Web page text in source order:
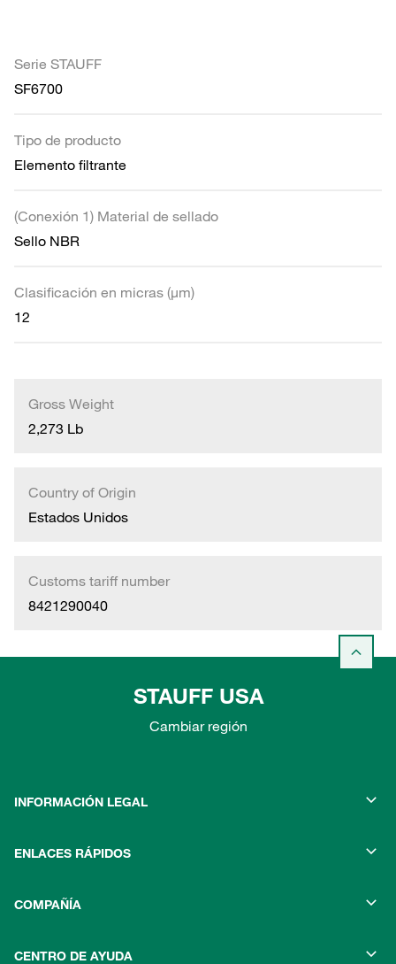
Serie STAUFF
SF6700
Tipo de producto
Elemento filtrante
(Conexión 1) Material de sellado
Sello NBR
Clasificación en micras (µm)
12
Gross Weight
2,273 Lb
Country of Origin
Estados Unidos
Customs tariff number
8421290040
STAUFF USA
Cambiar región
INFORMACIÓN LEGAL
ENLACES RÁPIDOS
COMPAÑÍA
CENTRO DE AYUDA